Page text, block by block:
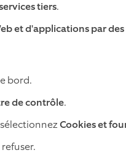
tiers.
et d'applications par
bord.
de contrôle.
sélectionnezCookies et